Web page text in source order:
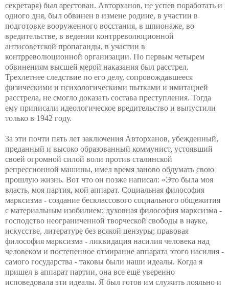
секретаря) был арестован. Авторханов, не успев поработать и
одного дня, был обвинен в измене родине, в участии в
подготовке вооруженного восстания, в шпионаже, во
вредительстве, в ведении контрреволюционной
антисоветской пропаганды, в участии в
контрреволюционной организации. По первым четырем
обвинениям высшей мерой наказания был расстрел.
Трехлетнее следствие по его делу, сопровождавшееся
физическими и психологическими пытками и имитацией
расстрела, не смогло доказать состава преступления. Тогда
ему приписали идеологическое вредительство и выпустили
только в 1942 году.
За эти почти пять лет заключения Авторханов, убежденный,
преданный и высоко образованный коммунист, устоявший
своей огромной силой воли против сталинской
репрессионной машины, имел время заново обдумать свою
прошлую жизнь. Вот что он позже написал: «Это была моя
власть, моя партия, мой аппарат. Социальная философия
марксизма - создание бесклассового социального общежития
с материальным изобилием; духовная философия марксизма -
господство неограниченной творческой свободы в науке,
искусстве, литературе без всякой цензуры; правовая
философия марксизма - ликвидация насилия человека над
человеком и постепенное отмирание аппарата этого насилия -
самого государства - таковы были наши идеалы. Когда я
пришел в аппарат партии, она все ещё уверенно
исповедовала эти идеалы. Я был готов им служить лояльно и